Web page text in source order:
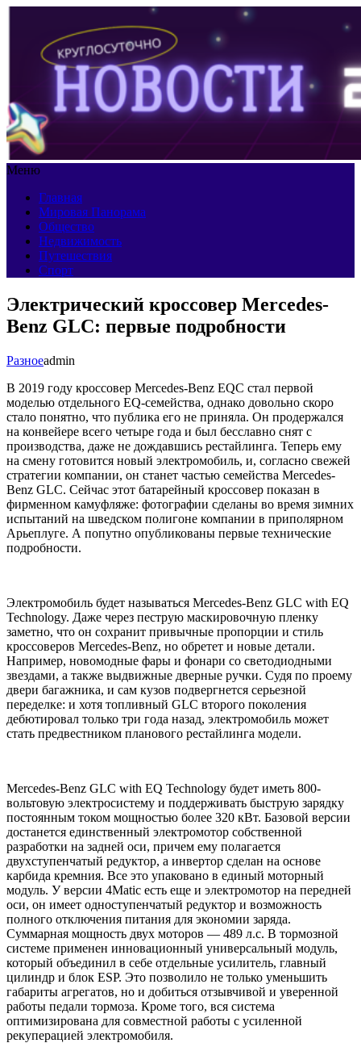
Меню
Главная
Мировая Панорама
Общество
Недвижимость
Путешествия
Спорт
Электрический кроссовер Mercedes-
Benz GLC: первые подробности
Разноеadmin
В 2019 году кроссовер Mercedes-Benz EQC стал первой
моделью отдельного EQ-семейства, однако довольно скоро
стало понятно, что публика его не приняла. Он продержался
на конвейере всего четыре года и был бесславно снят с
производства, даже не дождавшись рестайлинга. Теперь ему
на смену готовится новый электромобиль, и, согласно свежей
стратегии компании, он станет частью семейства Mercedes-
Benz GLC. Сейчас этот батарейный кроссовер показан в
фирменном камуфляже: фотографии сделаны во время зимних
испытаний на шведском полигоне компании в приполярном
Арьеплуге. А попутно опубликованы первые технические
подробности.
Электромобиль будет называться Mercedes-Benz GLC with EQ
Technology. Даже через пеструю маскировочную пленку
заметно, что он сохранит привычные пропорции и стиль
кроссоверов Mercedes-Benz, но обретет и новые детали.
Например, новомодные фары и фонари со светодиодными
звездами, а также выдвижные дверные ручки. Судя по проему
двери багажника, и сам кузов подвергнется серьезной
переделке: и хотя топливный GLC второго поколения
дебютировал только три года назад, электромобиль может
стать предвестником планового рестайлинга модели.
Mercedes-Benz GLC with EQ Technology будет иметь 800-
вольтовую электросистему и поддерживать быструю зарядку
постоянным током мощностью более 320 кВт. Базовой версии
достанется единственный электромотор собственной
разработки на задней оси, причем ему полагается
двухступенчатый редуктор, а инвертор сделан на основе
карбида кремния. Все это упаковано в единый моторный
модуль. У версии 4Matic есть еще и электромотор на передней
оси, он имеет одноступенчатый редуктор и возможность
полного отключения питания для экономии заряда.
Суммарная мощность двух моторов — 489 л.с. В тормозной
системе применен инновационный универсальный модуль,
который объединил в себе отдельные усилитель, главный
цилиндр и блок ESP. Это позволило не только уменьшить
габариты агрегатов, но и добиться отзывчивой и уверенной
работы педали тормоза. Кроме того, вся система
оптимизирована для совместной работы с усиленной
рекуперацией электромобиля.